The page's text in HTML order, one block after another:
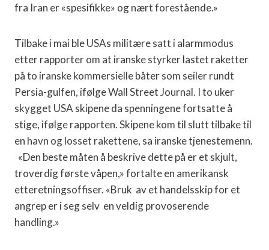
fra Iran er «spesifikke» og nært forestående.»
Tilbake i mai ble USAs militære satt i alarmmodus
etter rapporter om at iranske styrker lastet raketter
på to iranske kommersielle båter som seiler rundt
Persia-gulfen, ifølge Wall Street Journal. I to uker
skygget USA skipene da spenningene fortsatte å
stige, ifølge rapporten. Skipene kom til slutt tilbake til
en havn og losset rakettene, sa iranske tjenestemenn.
«Den beste måten å beskrive dette på er et skjult,
troverdig første våpen,» fortalte en amerikansk
etteretningsoffiser. «Bruk av et handelsskip for et
angrep er i seg selv en veldig provoserende
handling.»